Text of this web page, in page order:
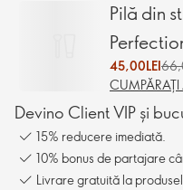
Pilă din
45,00LEI
Devino Client VIP și
15% reducere imediată.
10% bonus de partajare
Livrare gratuită la